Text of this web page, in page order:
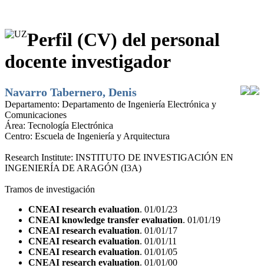
Perfil (CV) del personal
docente investigador
Navarro Tabernero, Denis
Departamento: Departamento de Ingeniería Electrónica y
Comunicaciones
Área: Tecnología Electrónica
Centro: Escuela de Ingeniería y Arquitectura
Research Institute: INSTITUTO DE INVESTIGACIÓN EN
INGENIERÍA DE ARAGÓN (I3A)
Tramos de investigación
CNEAI research evaluation. 01/01/23
CNEAI knowledge transfer evaluation. 01/01/19
CNEAI research evaluation. 01/01/17
CNEAI research evaluation. 01/01/11
CNEAI research evaluation. 01/01/05
CNEAI research evaluation. 01/01/00